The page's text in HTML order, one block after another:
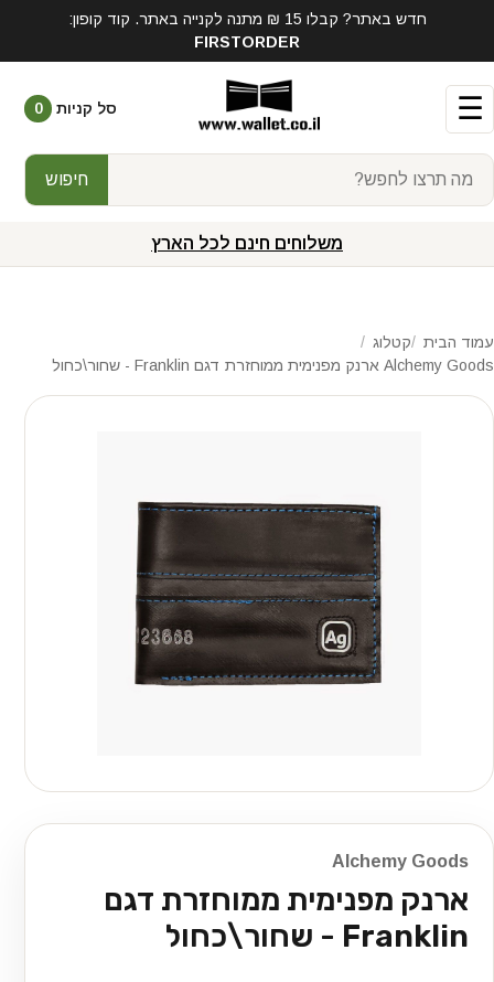
חדש באתר? קבלו 15 ₪ מתנה לקנייה באתר. קוד קופון:
FIRSTORDER
☰
חיפוש
סל קניות 0
משלוחים חינם לכל הארץ
עמוד הבית
קטלוג
Alchemy Goods ארנק מפנימית ממוחזרת דגם Franklin - שחור\כחול
Alchemy Goods
ארנק מפנימית ממוחזרת דגם
Franklin - שחור\כחול